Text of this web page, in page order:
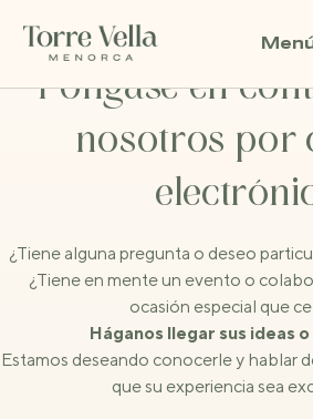
Póngase en
nosotros por
¿Tiene alguna pregunta o deseo
¿Tiene en mente un evento o
ocasión especial que
Háganos llegar sus ideas
Estamos deseando conocerle y hablar
que su experiencia sea